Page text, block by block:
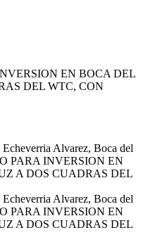
EN BOCA DEL
DEL WTC, CON